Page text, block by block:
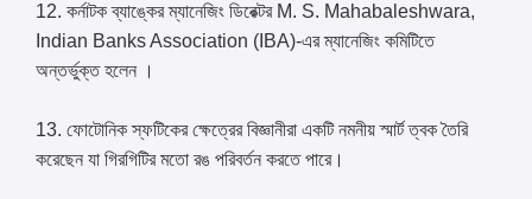
12. কর্নাটক ব্যাঙ্কের ম্যানেজিং ডিরেক্টর M. S. Mahabaleshwara,
Indian Banks Association (IBA)-এর ম্যানেজিং কমিটিতে
অন্তর্ভুক্ত হলেন ।
13. ফোটোনিক স্ফটিকের ক্ষেত্রের বিজ্ঞানীরা একটি নমনীয় স্মার্ট ত্বক তৈরি
করেছেন যা গিরগিটির মতো রঙ পরিবর্তন করতে পারে।